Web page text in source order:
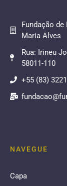
Fundação
Maria Alves
Rua: Irineu
58011-110
+55 (83)
NAVEGUE
Capa